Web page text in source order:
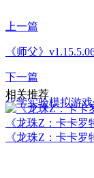
上一篇
《师父》
下一篇
化学实验模拟游
相关推荐
《龙珠Z：卡卡罗
《龙珠Z：卡卡罗